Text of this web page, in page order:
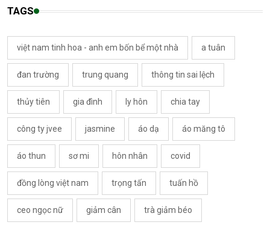
TAGS
việt nam tinh hoa - anh em bốn bể một nhà a tuân
đan trường trung quang thông tin sai lệch
thủy tiên gia đình ly hôn chia tay
công ty jvee jasmine áo dạ áo măng tô
áo thun sơ mi hôn nhân covid
đồng lòng việt nam trọng tấn tuấn hồ
ceo ngọc nữ giảm cân trà giảm béo